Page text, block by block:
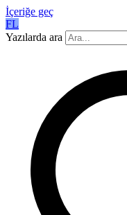
İçeriğe geç
FL
Yazılarda ara